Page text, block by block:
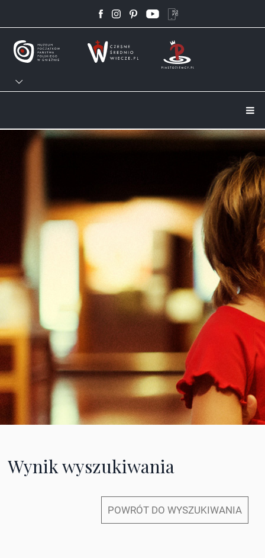
Wynik wyszukiwania
POWRÓT DO WYSZUKIWANIA